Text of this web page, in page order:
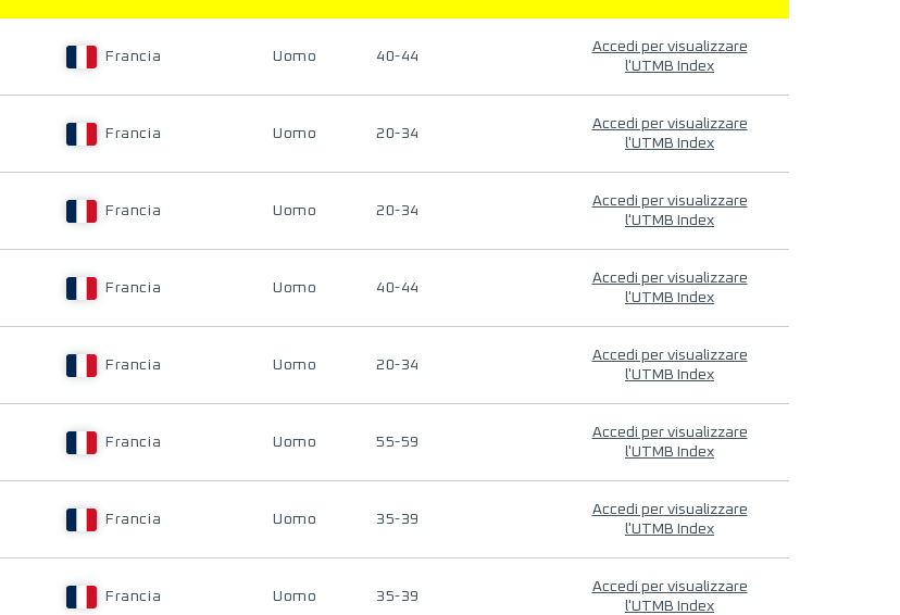
Francia Uomo 40-44
Accedi per visualizzare
l'UTMB Index
Francia Uomo 20-34
Accedi per visualizzare
l'UTMB Index
Francia Uomo 20-34
Accedi per visualizzare
l'UTMB Index
Francia Uomo 40-44
Accedi per visualizzare
l'UTMB Index
Francia Uomo 20-34
Accedi per visualizzare
l'UTMB Index
Francia Uomo 55-59
Accedi per visualizzare
l'UTMB Index
Francia Uomo 35-39
Accedi per visualizzare
l'UTMB Index
Francia Uomo 35-39
Accedi per visualizzare
l'UTMB Index